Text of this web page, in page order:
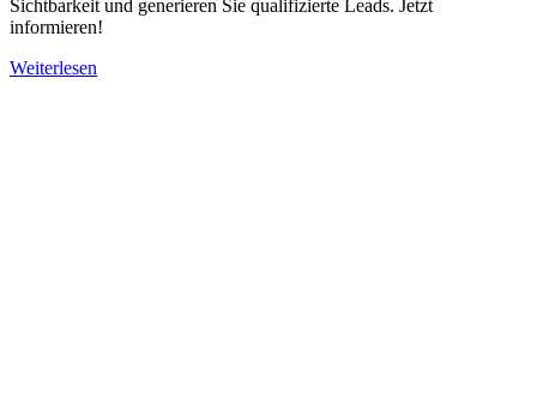
Sichtbarkeit und generieren Sie qualifizierte Leads. Jetzt
informieren!
Weiterlesen